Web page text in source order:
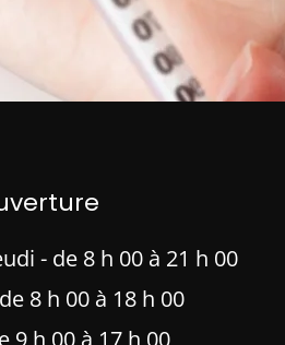
- de 8 h 00 à 21 h 00
8 h 00 à 18 h 00
9 h 00 à 17 h 00